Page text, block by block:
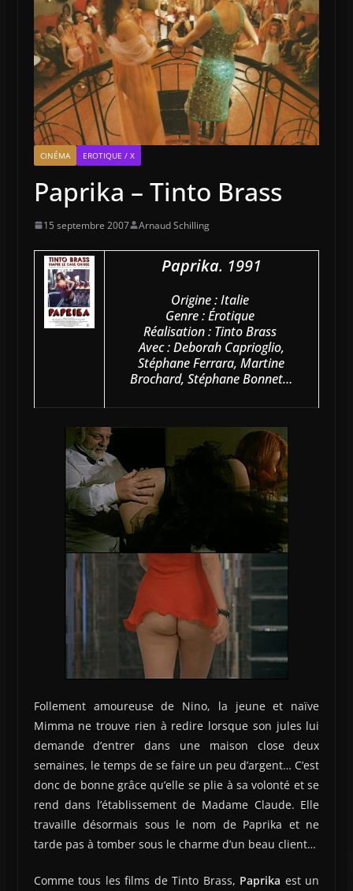
CINÉMA EROTIQUE / X
Paprika – Tinto Brass
15 septembre 2007 Arnaud Schilling
Paprika. 1991
Origine : Italie
Genre : Érotique
Réalisation : Tinto Brass
Avec : Deborah Caprioglio,
Stéphane Ferrara, Martine
Brochard, Stéphane Bonnet…
Follement amoureuse de Nino, la jeune et naïve
Mimma ne trouve rien à redire lorsque son jules lui
demande d’entrer dans une maison close deux
semaines, le temps de se faire un peu d’argent… C’est
donc de bonne grâce qu’elle se plie à sa volonté et se
rend dans l’établissement de Madame Claude. Elle
travaille désormais sous le nom de Paprika et ne
tarde pas à tomber sous le charme d’un beau client…
Comme tous les films de Tinto Brass, Paprika est un